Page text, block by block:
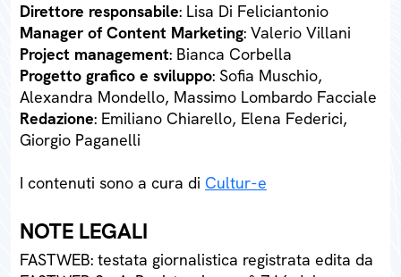
Direttore responsabile: Lisa Di Feliciantonio
Manager of Content Marketing: Valerio Villani
Project management: Bianca Corbella
Progetto grafico e sviluppo: Sofia Muschio,
Alexandra Mondello, Massimo Lombardo Facciale
Redazione: Emiliano Chiarello, Elena Federici,
Giorgio Paganelli
I contenuti sono a cura di Cultur-e
NOTE LEGALI
FASTWEB: testata giornalistica registrata edita da